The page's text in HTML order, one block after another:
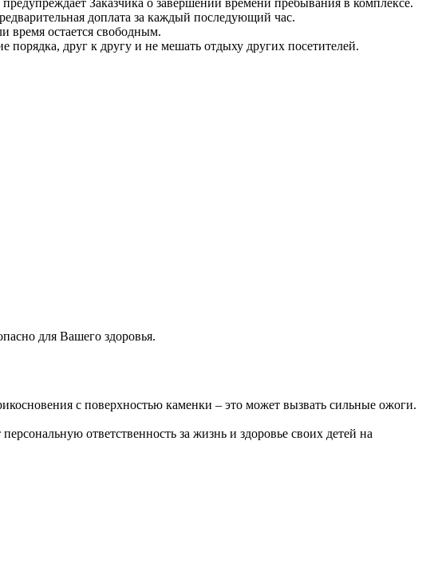
доплата за каждый последующий час.
время остается свободным.
друг к другу и не мешать отдыху других посетителей.
для Вашего здоровья.
с поверхностью каменки – это может вызвать сильные ожоги.
ответственность за жизнь и здоровье своих детей на